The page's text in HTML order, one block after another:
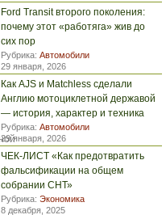
Ford Transit второго поколения:
почему этот «работяга» жив до
сих пор
Рубрика: Автомобили
29 января, 2026
Как AJS и Matchless сделали
Англию мотоциклетной державой
— история, характер и техника
Рубрика: Автомобили
29 января, 2026
ЧЕК-ЛИСТ «Как предотвратить
фальсификации на общем
собрании СНТ»
Рубрика: Экономика
8 декабря, 2025